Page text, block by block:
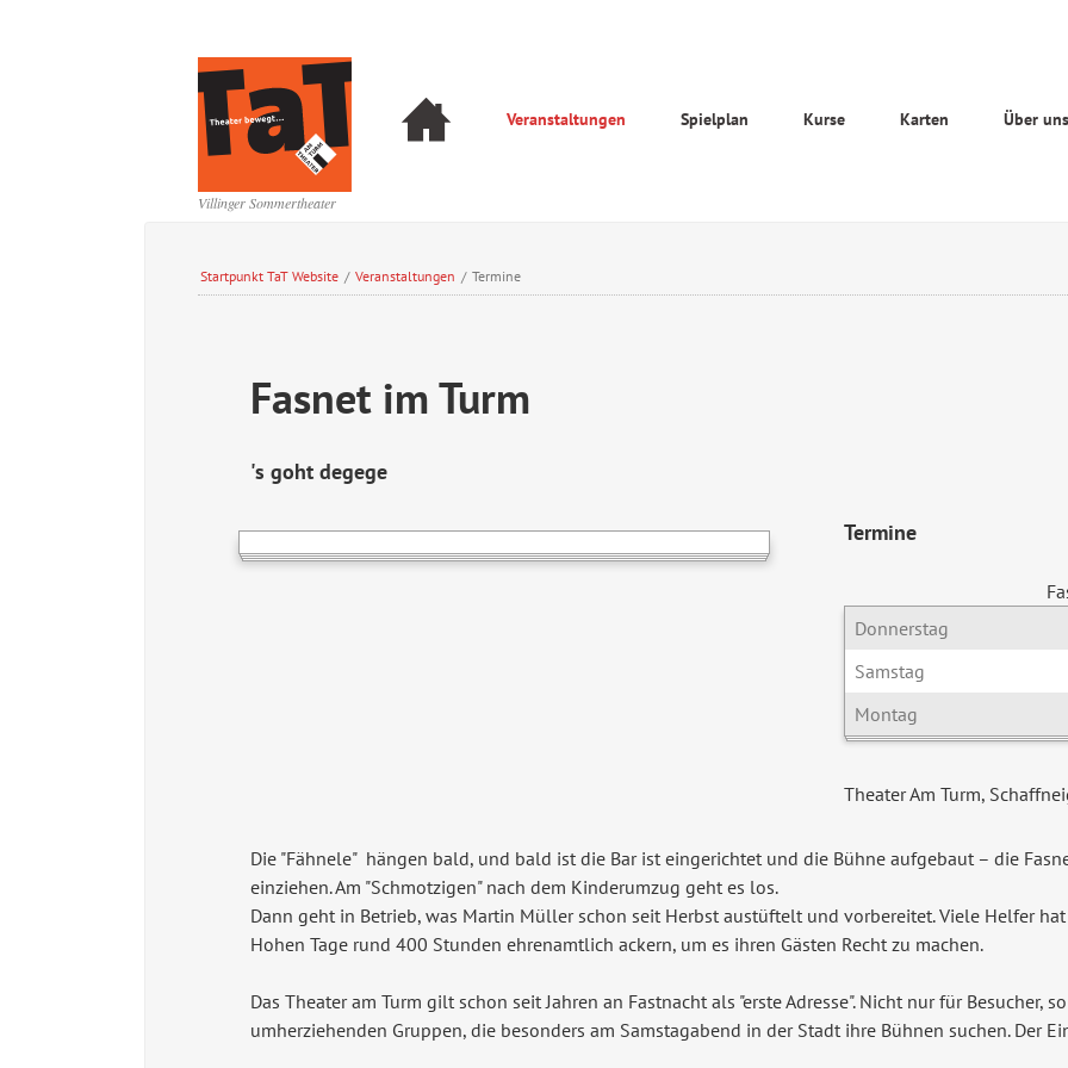
Villinger Sommertheater
Navigation
überspringen
Veranstaltungen Spielplan Kurse Karten Über uns
Startpunkt TaT Website / Veranstaltungen / Termine
Fasnet im Turm
's goht degege
Termine
Donnerstag
Samstag
Montag
Theater Am Turm,
Die "Fähnele" hängen bald, und bald ist die Bar ist eingerichtet und die Bühne aufgebaut – die
einziehen. Am "Schmotzigen" nach dem Kinderumzug geht es los.
Dann geht in Betrieb, was Martin Müller schon seit Herbst austüftelt und vorbereitet. Viele Helfer
Hohen Tage rund 400 Stunden ehrenamtlich ackern, um es ihren Gästen Recht zu machen.
Das Theater am Turm gilt schon seit Jahren an Fastnacht als "erste Adresse". Nicht nur für Besucher,
umherziehenden Gruppen, die besonders am Samstagabend in der Stadt ihre Bühnen suchen. Der